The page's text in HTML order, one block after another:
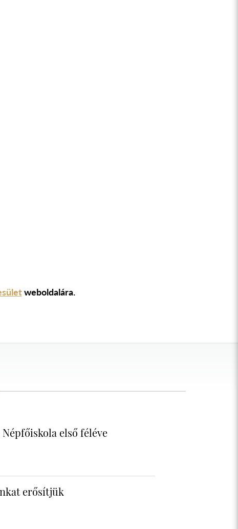
weboldalára.
első féléve
erősítjük